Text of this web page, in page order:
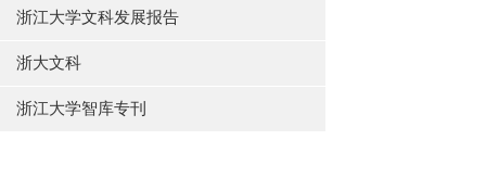
浙江大学文科发展报告
浙大文科
浙江大学智库专刊